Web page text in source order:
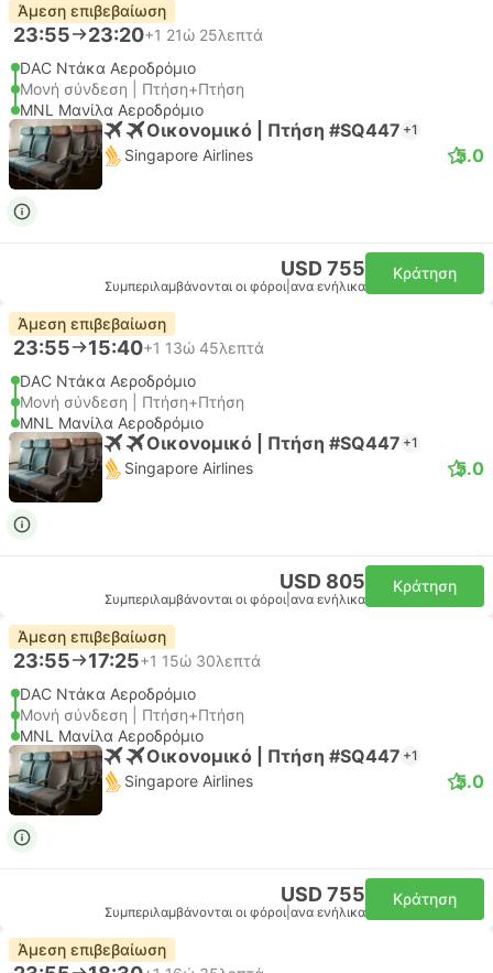
Άμεση επιβεβαίωση
23:55 23:20+1 21ώ 25λεπτά
DAC Ντάκα Αεροδρόμιο
Μονή σύνδεση | Πτήση+Πτήση
MNL Μανίλα Αεροδρόμιο
Οικονομικό | Πτήση #SQ447 +1
Singapore Airlines 5.0
USD 755
Συμπεριλαμβάνονται οι φόροι ανα ενήλικα
Κράτηση
Άμεση επιβεβαίωση
23:55 15:40+1 13ώ 45λεπτά
DAC Ντάκα Αεροδρόμιο
Μονή σύνδεση | Πτήση+Πτήση
MNL Μανίλα Αεροδρόμιο
Οικονομικό | Πτήση #SQ447 +1
Singapore Airlines 5.0
USD 805
Συμπεριλαμβάνονται οι φόροι ανα ενήλικα
Κράτηση
Άμεση επιβεβαίωση
23:55 17:25+1 15ώ 30λεπτά
DAC Ντάκα Αεροδρόμιο
Μονή σύνδεση | Πτήση+Πτήση
MNL Μανίλα Αεροδρόμιο
Οικονομικό | Πτήση #SQ447 +1
Singapore Airlines 5.0
USD 755
Συμπεριλαμβάνονται οι φόροι ανα ενήλικα
Κράτηση
Άμεση επιβεβαίωση